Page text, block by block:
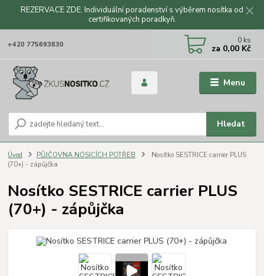
REZERVACE ZDE. Individuální poradenství s výběrem nosítka od
certifikovaných poradkyň.
Menu
Hledat
+420 775693830 0 ks
za 0,00 Kč
Úvod PŮJČOVNA NOSICÍCH POTŘEB
Nosítko SESTRICE carrier PLUS
(70+) - zápůjčka
Nosítko SESTRICE carrier PLUS
(70+) - zápůjčka